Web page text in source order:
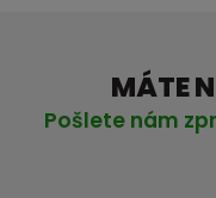
MÁTE
Pošlete nám